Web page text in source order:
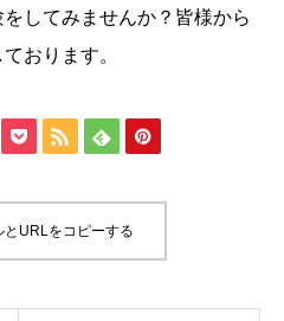
してみませんか？皆様から
おります。
   
とURLをコピーする